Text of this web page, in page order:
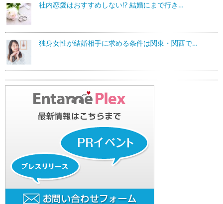
社内恋愛はおすすめしない!? 結婚にまで行き…
独身女性が結婚相手に求める条件は関東・関西で…